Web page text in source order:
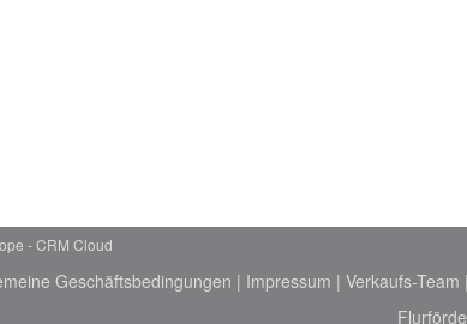
CRM Cloud
Geschäftsbedingungen | Impressum | Verkaufs-Team |